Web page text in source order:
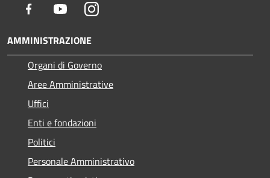
Facebook YoutubeInstagram
AMMINISTRAZIONE
Organi di Governo
Aree Amministrative
Uffici
Enti e fondazioni
Politici
Personale Amministrativo